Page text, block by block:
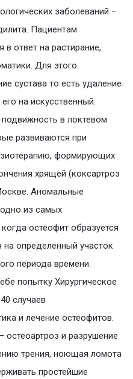
заболеваний –
Пациентам
ответ на растирание,
Для этого
сустава то есть удаление
на искусственный.
в локтевом
развиваются при
формирующих
хрящей (коксартроз
Аномальные
из самых
остеофит образуется
определенный участок
периода времени.
попытку Хирургическое
случаев
и лечение остеофитов.
остеоартроз и разрушение
трения, ноющая ломота
простейшие